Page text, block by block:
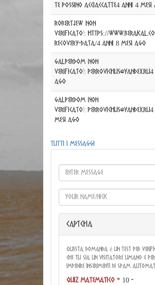
TE POSSINO ACCIACCATTE4 anni 4 mesi
Robertjew (non
verificato): https://
recovery-data/4 anni 8 mesi ago
GalperDom (non
verificato): perrovichus@yandex.ru4
ago
GalperDom (non
verificato): perrovichus@yandex.ru4
mesi ago
Tutti i messaggi
CAPTCHA
Questa domanda è un test per
che tu sia un visitatore umano e per
impedire inserimenti di spam
Quiz matematico * 10 -